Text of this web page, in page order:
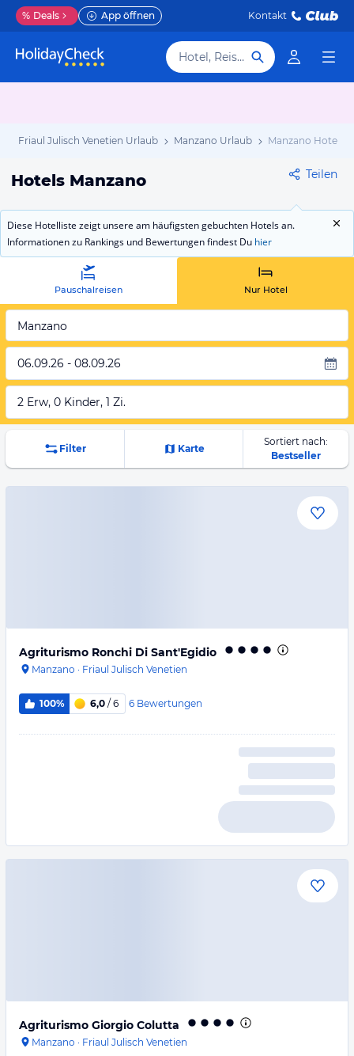
% Deals App öffnen Kontakt
Hotel, Reiseziel
Friaul Julisch Venetien Urlaub Manzano Urlaub Manzano Hotels
Hotels Manzano Teilen
Diese Hotelliste zeigt unsere am häufigsten gebuchten Hotels an.
Informationen zu Rankings und Bewertungen findest Du hier
Pauschalreisen Nur Hotel
Manzano
06.09.26 - 08.09.26
2 Erw, 0 Kinder, 1 Zi.
Filter Karte
Sortiert nach:
Bestseller
Agriturismo Ronchi Di Sant'Egidio
Manzano · Friaul Julisch Venetien
100% 6,0 / 6 6 Bewertungen
Agriturismo Giorgio Colutta
Manzano · Friaul Julisch Venetien